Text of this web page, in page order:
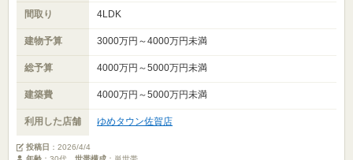
間取り 4LDK
建物予算 3000万円～4000万円未満
総予算 4000万円～5000万円未満
建築費 4000万円～5000万円未満
利用した店舗 ゆめタウン佐賀店
投稿日 ： 2026/4/4